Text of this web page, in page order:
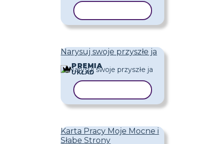
Narysuj swoje przyszłe ja
PREMIA
UKŁAD
Karta Pracy Moje Mocne i
Słabe Strony